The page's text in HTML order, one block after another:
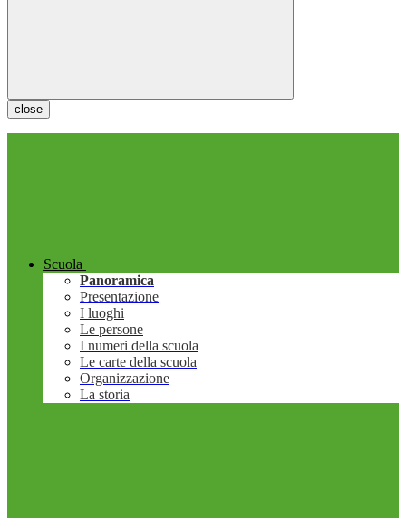
close
Scuola
Panoramica
Presentazione
I luoghi
Le persone
I numeri della scuola
Le carte della scuola
Organizzazione
La storia